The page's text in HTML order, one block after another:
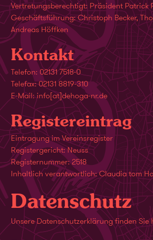
Vertretungsberechtigt: Präsident Patrick
Geschäftsführung: Christoph Becker,
Andreas Höffken
Kontakt
Telefon: 02131 7518-0
Telefax: 02131 8819-310
E-Mail:info​[at]​dehoga-nr.de
Registereintrag
Eintragung im Vereinsregister
Registergericht: Neuss
Registernummer: 2518
Inhaltlich verantwortlich: Claudia tom
Datenschutz
Unsere Datenschutzerklärung finden Sie